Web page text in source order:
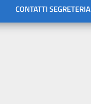
CONTATTI SEGRETERIA